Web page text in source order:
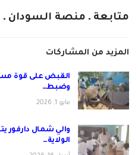
متابعة ـ منصة السودان ـ
المزيد من المشاركات
القبض على قوة
وضبط…
مايو 1, 2026
والي شمال دارفور
الولاية…